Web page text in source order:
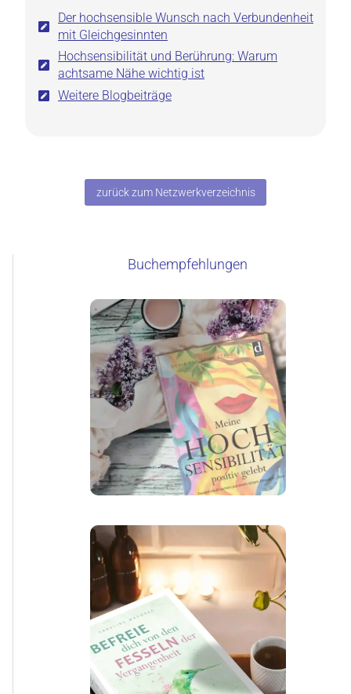
Der hochsensible Wunsch nach Verbundenheit
mit Gleichgesinnten
Hochsensibilität und Berührung: Warum
achtsame Nähe wichtig ist
Weitere Blogbeiträge
zurück zum Netzwerkverzeichnis
Buchempfehlungen